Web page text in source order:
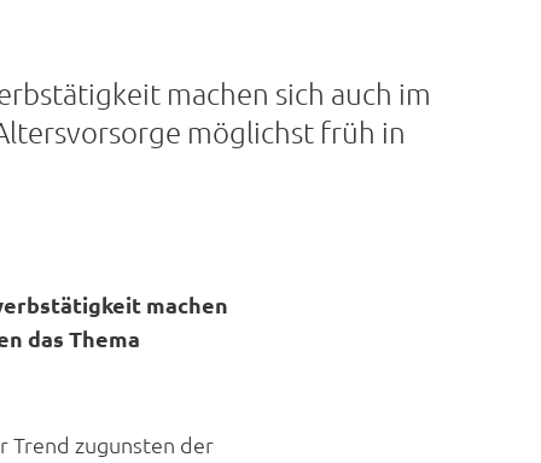
machen sich auch im
möglichst früh in
machen
das Thema
Trend zugunsten der